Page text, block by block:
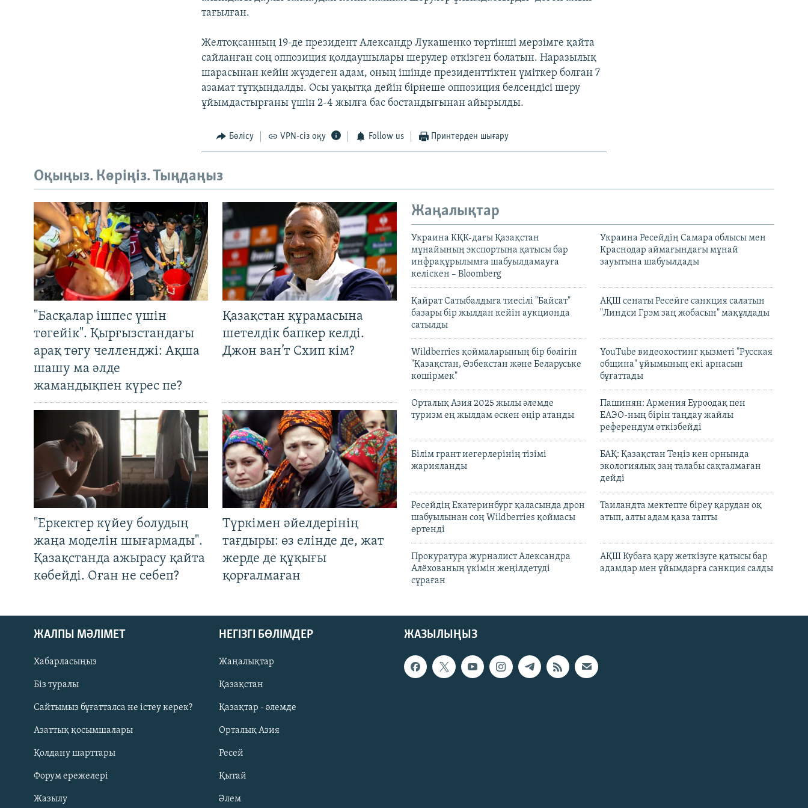
Русский
ЖАЗЫЛЫҢЫЗ
тағылған.
Желтоқсанның 19-де президент Александр Лукашенко төртінші мерзімге қайта
сайланған соң оппозиция қолдаушылары шерулер өткізген болатын. Наразылық
шарасынан кейін жүздеген адам, оның ішінде президенттіктен үміткер болған 7
азамат тұтқындалды. Осы уақытқа дейін бірнеше оппозиция белсендісі шеру
ұйымдастырғаны үшін 2-4 жылға бас бостандығынан айырылды.
Бөлісу VPN-сіз оқу Follow us Принтерден шығару
Оқыңыз. Көріңіз. Тыңдаңыз
"Басқалар ішпес үшін
төгейік". Қырғызстандағы
арақ төгу челленджі: Ақша
шашу ма әлде
жамандықпен күрес пе?
Қазақстан құрамасына
шетелдік бапкер келді.
Джон ван’т Схип кім?
"Еркектер күйеу болудың
жаңа моделін шығармады".
Қазақстанда ажырасу қайта
көбейді. Оған не себеп?
Түркімен әйелдерінің
тағдыры: өз елінде де, жат
жерде де құқығы
қорғалмаған
Жаңалықтар
Украина КҚК-дағы Қазақстан
мұнайының экспортына қатысы бар
инфрақұрылымға шабуылдамауға
келіскен – Bloomberg
Украина Ресейдің Самара облысы мен
Краснодар аймағындағы мұнай
зауытына шабуылдады
Қайрат Сатыбалдыға тиесілі "Байсат"
базары бір жылдан кейін аукционда
сатылды
АҚШ сенаты Ресейге санкция салатын
"Линдси Грэм заң жобасын" мақұлдады
Wildberries қоймаларының бір бөлігін
"Қазақстан, Өзбекстан және Беларуське
көшірмек"
YouTube видеохостинг қызметі "Русская
община" ұйымының екі арнасын
бұғаттады
Орталық Азия 2025 жылы әлемде
туризм ең жылдам өскен өңір атанды
Пашинян: Армения Еуроодақ пен
ЕАЭО-ның бірін таңдау жайлы
референдум өткізбейді
Білім грант иегерлерінің тізімі
жарияланды
БАҚ: Қазақстан Теңіз кен орнында
экологиялық заң талабы сақталмаған
дейді
Ресейдің Екатеринбург қаласында дрон
шабуылынан соң Wildberries қоймасы
өртенді
Таиландта мектепте біреу қарудан оқ
атып, алты адам қаза тапты
Прокуратура журналист Александра
Алёхованың үкімін жеңілдетуді
сұраған
АҚШ Кубаға қару жеткізуге қатысы бар
адамдар мен ұйымдарға санкция салды
ЖАЗЫЛЫҢЫЗ
ЖАЛПЫ МӘЛІМЕТ
Хабарласыңыз
Біз туралы
Сайтымыз бұғатталса не істеу керек?
Азаттық қосымшалары
Қолдану шарттары
Форум ережелері
Жазылу
НЕГІЗГІ БӨЛІМДЕР
Жаңалықтар
Қазақстан
Қазақтар - әлемде
Орталық Азия
Ресей
Қытай
Әлем